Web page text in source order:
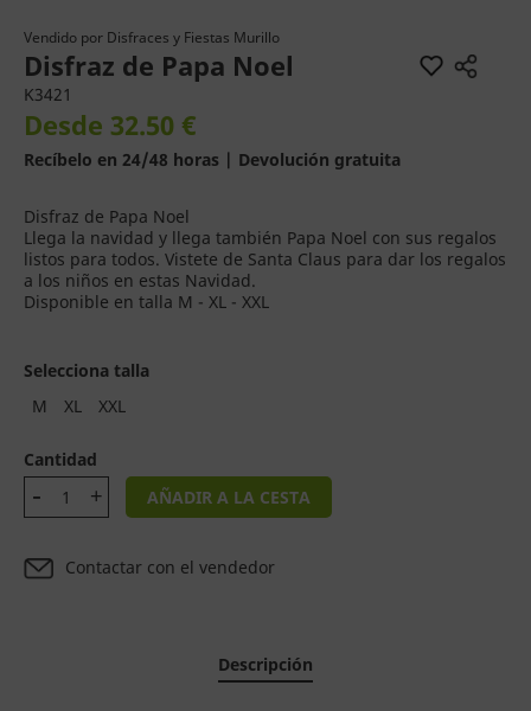
Vendido por Disfraces y Fiestas Murillo
Disfraz de Papa Noel
K3421
Desde 32.50 €
Recíbelo en 24/48 horas | Devolución gratuita
Disfraz de Papa Noel
Llega la navidad y llega también Papa Noel con sus regalos
listos para todos. Vistete de Santa Claus para dar los regalos
a los niños en estas Navidad.
Disponible en talla M - XL - XXL
Selecciona talla
M
XL XXL
Cantidad
AÑADIR A LA CESTA
Contactar con el vendedor
Descripción